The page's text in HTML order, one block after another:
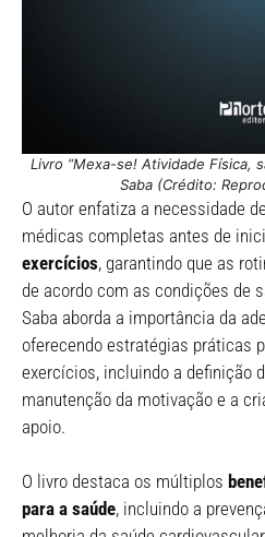
Livro “Mexa-se! Atividade Física,
Saba (Crédito:
O autor enfatiza a necessidade de
médicas completas antes de
exercícios, garantindo que as
de acordo com as condições de
Saba aborda a importância da
oferecendo estratégias práticas
exercícios, incluindo a definição
manutenção da motivação e a
apoio.
O livro destaca os múltiplos
para a saúde, incluindo a